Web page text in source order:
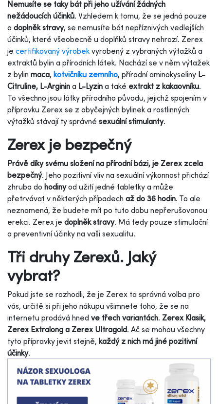
Nemusíte se taky bát při jeho užívání žádných
nežádoucích účinků. Vzhledem k tomu, že se jedná pouze
o doplněk stravy, se nemusíte bát nepříznivých vedlejších
účinků, které všeobecně u doplňků stravy nehrozí. Zerex
je certifikovaný výrobek vyrobený z vybraných výtažků a
extraktů bylin a přírodních látek. Nachází se v něm výtažek
z bylin maca, kotvičníku zemního, přírodní aminokyseliny L-
Citruline, L-Arginin a L-Lyzin a také extrakt z kakaovníku.
To všechno jsou látky přírodního původu, jejichž spojením v
přípravku Zerex se z obyčejných bylinek a rostlinných
výtažků stávají ty správné sexuální stimulanty.
Zerex je bezpečný
Právě díky svému složení na přírodní bázi, je Zerex zcela
bezpečný. Jeho pozitivní vliv na sexuální výkonnost přichází
zhruba do hodinyod užití jedné tabletky a může
přetrvávat v některých případech až do 36 hodin. To ale
neznamená, že budete mít po tuto dobu nepřerušovanou
erekci. Zerex je doplněk stravy. Má tedy pouze stimulační
a preventivní účinky na vaši sexualitu.
Tři druhy Zerexů. Jaký
vybrat?
Pokud jste se rozhodli, že je Zerex ta správná volba pro
vás, určitě si při jeho nákupu všimnete toho, že se na
internetu prodává hned ve třech variantách. Zerex Klasik,
Zerex Extralong a Zerex Ultragold. Ač se mohou všechny
tyto přípravky jevit stejně, každý z nich má jiné pozitivní
účinky.